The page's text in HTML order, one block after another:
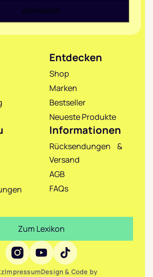
Entdecken
Shop
Marken
Bestseller
Neueste Produkte
Informationen
Rücksendungen &
Versand
AGB
FAQs
Social Media
ImpressumDesign & Code by
Zum Lexikon